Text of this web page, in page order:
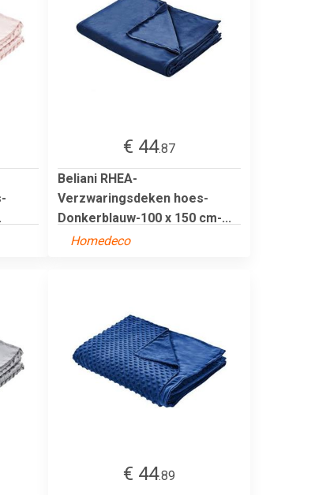
€ 44.87
Beliani RHEA-
Verzwaringsdeken hoes-
Donkerblauw-100 x 150 cm-...
Homedeco
€ 44.89